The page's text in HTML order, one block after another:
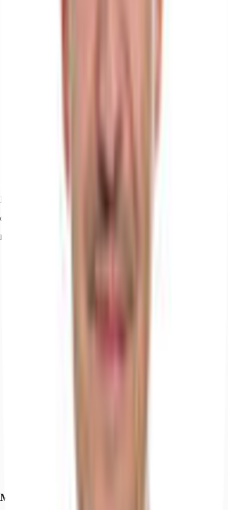
Ihr Kontakt
Gerald Dietzold
Ihr Kontakt
Marktinformationen